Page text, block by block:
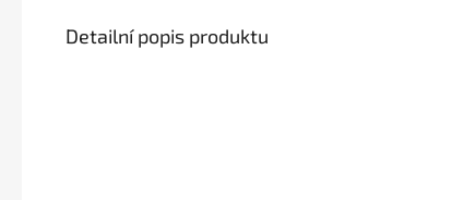
Detailní popis produktu